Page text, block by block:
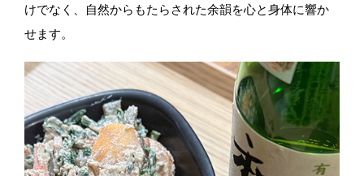
けでなく、自然からもたらされた余韻を心と身体に響か
せます。